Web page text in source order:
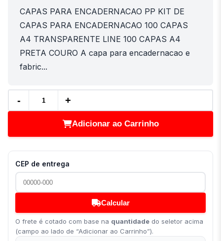
CAPAS PARA ENCADERNACAO PP KIT DE
CAPAS PARA ENCADERNACAO 100 CAPAS
A4 TRANSPARENTE LINE 100 CAPAS A4
PRETA COURO A capa para encadernacao e
fabric...
- +
Adicionar ao Carrinho
CEP de entrega
Calcular
O frete é cotado com base na quantidade do seletor acima
(campo ao lado de “Adicionar ao Carrinho”).